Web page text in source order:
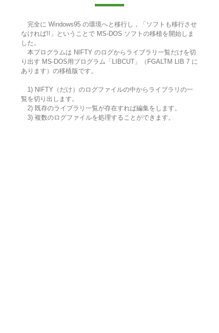
完全に Windows95 の環境へと移行し，「ソフトも移行させ
なければ!!」ということで MS-DOS ソフトの移植を開始しま
した。
本プログラムは NIFTY のログからライブラリ一覧だけを切
り出す MS-DOS用プログラム「LIBCUT」（FGALTM LIB 7 に
あります）の移植版です。
1) NIFTY（だけ）のログファイルの中からライブラリの一
覧を切り出します。
2) 既存のライブラリ一覧が存在すれば編集をします。
3) 複数のログファイルを処理することができます。